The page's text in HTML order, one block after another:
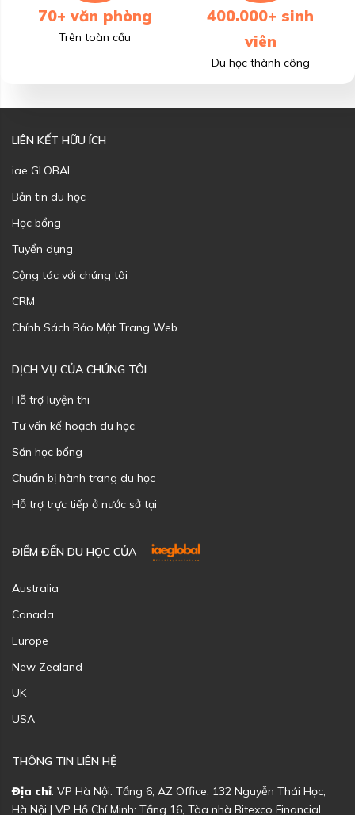
70+ văn phòng
Trên toàn cầu
400.000+ sinh
viên
Du học thành công
LIÊN KẾT HỮU ÍCH
iae GLOBAL
Bản tin du học
Học bổng
Tuyển dụng
Cộng tác với chúng tôi
CRM
Chính Sách Bảo Mật Trang Web
DỊCH VỤ CỦA CHÚNG TÔI
Hỗ trợ luyện thi
Tư vấn kế hoạch du học
Săn học bổng
Chuẩn bị hành trang du học
Hỗ trợ trực tiếp ở nước sở tại
ĐIỂM ĐẾN DU HỌC CỦA
Australia
Canada
Europe
New Zealand
UK
USA
THÔNG TIN LIÊN HỆ
Địa chỉ: VP Hà Nội: Tầng 6, AZ Office, 132 Nguyễn Thái Học,
Hà Nội | VP Hồ Chí Minh: Tầng 16, Tòa nhà Bitexco Financial